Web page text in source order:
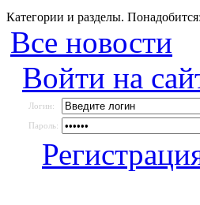
Категории и разделы.
Все новости
Войти на
Логин:
Пароль: